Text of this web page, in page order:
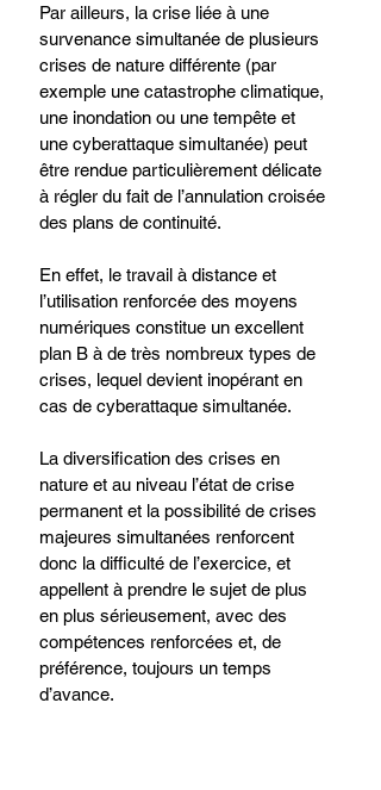
Par ailleurs, la crise liée à une
survenance simultanée de plusieurs
crises de nature différente (par
exemple une catastrophe climatique,
une inondation ou une tempête et
une cyberattaque simultanée) peut
être rendue particulièrement délicate
à régler du fait de l’annulation croisée
des plans de continuité. ​
En effet, le travail à distance et
l’utilisation renforcée des moyens
numériques constitue un excellent
plan B à de très nombreux types de
crises, lequel devient inopérant en
cas de cyberattaque simultanée.​
La diversification des crises en
nature et au niveau l’état de crise
permanent et la possibilité de crises
majeures simultanées renforcent
donc la difficulté de l’exercice, et
appellent à prendre le sujet de plus
en plus sérieusement, avec des
compétences renforcées et, de
préférence, toujours un temps
d’avance.​